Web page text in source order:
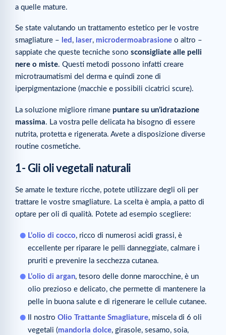
a quelle mature.
Se state valutando un trattamento estetico per le vostre
smagliature – led , laser, microdermoabrasione o altro –
sappiate che queste tecniche sono sconsigliate alle pelli
nere o miste. Questi metodi possono infatti creare
microtraumatismi del derma e quindi zone di
iperpigmentazione (macchie e possibili cicatrici scure).
La soluzione migliore rimane puntare su un’idratazione
massima. La vostra pelle delicata ha bisogno di essere
nutrita, protetta e rigenerata. Avete a disposizione diverse
routine cosmetiche.
1- Gli oli vegetali naturali
Se amate le texture ricche, potete utilizzare degli oli per
trattare le vostre smagliature. La scelta è ampia, a patto di
optare per oli di qualità. Potete ad esempio scegliere:
L’olio di cocco, ricco di numerosi acidi grassi, è
eccellente per riparare le pelli danneggiate, calmare i
pruriti e prevenire la secchezza cutanea.
L’olio di argan, tesoro delle donne marocchine, è un
olio prezioso e delicato, che permette di mantenere la
pelle in buona salute e di rigenerare le cellule cutanee.
Il nostro Olio Trattante Smagliature, miscela di 6 oli
vegetali (mandorla dolce, girasole, sesamo, soia,